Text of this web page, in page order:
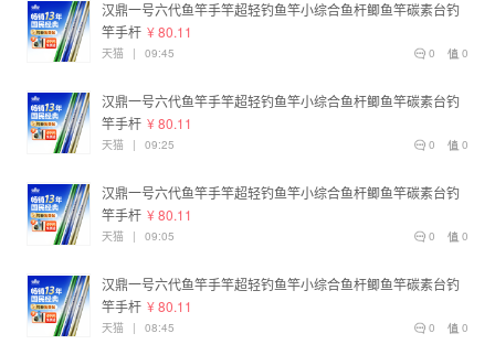
汉鼎一号六代鱼竿手竿超轻钓鱼竿小综合鱼杆鲫鱼竿碳素台钓
竿手杆 ¥ 80.11
0
0
天猫 | 09:45
汉鼎一号六代鱼竿手竿超轻钓鱼竿小综合鱼杆鲫鱼竿碳素台钓
竿手杆 ¥ 80.11
0
0
天猫 | 09:25
汉鼎一号六代鱼竿手竿超轻钓鱼竿小综合鱼杆鲫鱼竿碳素台钓
竿手杆 ¥ 80.11
0
0
天猫 | 09:05
汉鼎一号六代鱼竿手竿超轻钓鱼竿小综合鱼杆鲫鱼竿碳素台钓
竿手杆 ¥ 80.11
0
0
天猫 | 08:45